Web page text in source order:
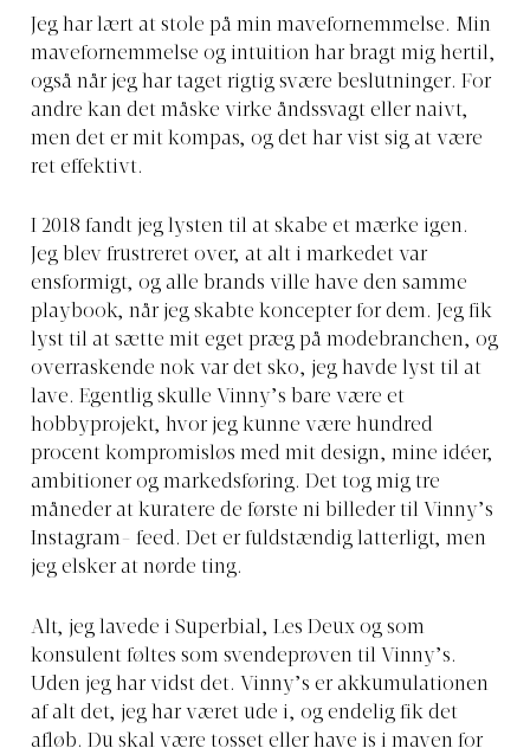
Jeg har lært at stole på min mavefornemmelse. Min
mavefornemmelse og intuition har bragt mig hertil,
også når jeg har taget rigtig svære beslutninger. For
andre kan det måske virke åndssvagt eller naivt,
men det er mit kompas, og det har vist sig at være
ret effektivt.
I 2018 fandt jeg lysten til at skabe et mærke igen.
Jeg blev frustreret over, at alt i markedet var
ensformigt, og alle brands ville have den samme
playbook, når jeg skabte koncepter for dem. Jeg fik
lyst til at sætte mit eget præg på modebranchen, og
overraskende nok var det sko, jeg havde lyst til at
lave. Egentlig skulle Vinny’s bare være et
hobbyprojekt, hvor jeg kunne være hundred
procent kompromisløs med mit design, mine idéer,
ambitioner og markedsføring. Det tog mig tre
måneder at kuratere de første ni billeder til Vinny’s
Instagram- feed. Det er fuldstændig latterligt, men
jeg elsker at nørde ting.
Alt, jeg lavede i Superbial, Les Deux og som
konsulent føltes som svendeprøven til Vinny’s.
Uden jeg har vidst det. Vinny’s er akkumulationen
af alt det, jeg har været ude i, og endelig fik det
afløb. Du skal være tosset eller have is i maven for